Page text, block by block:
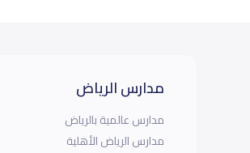
مدارس الرياض
مدارس عالمية بالرياض
مدارس الرياض الأهلية